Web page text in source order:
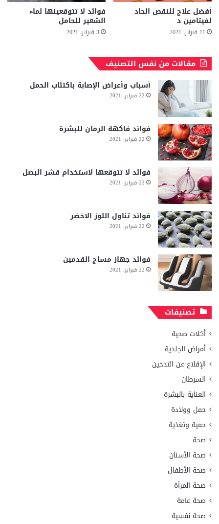
أفضل علاج للنقص الحاد
لفيتامين د
11 فبراير، 2021
فوائد لا تتوقعينها لماء
الشعير للحامل
3 فبراير، 2021
مقالات من نفس التصنيف
أسباب وأعراض الإصابة باكتئاب الحمل
22 فبراير، 2021
فوائد فاكهة الرمان للبشرة
22 فبراير، 2021
فوائد لا تتوقعها لاستخدام قشر البصل
22 فبراير، 2021
فوائد تناول اللوز الاخضر
22 فبراير، 2021
فوائد جهاز مساج القدمين
22 فبراير، 2021
تصنيفات
أكلات صحية
أمراض الجلدية
الإقلاع عن التدخين
السرطان
العناية بالبشرة
حمل وولادة
حمية وتغذية
صحة
صحة الأسنان
صحة الأطفال
صحة المرأة
صحة عامة
صحة نفسية